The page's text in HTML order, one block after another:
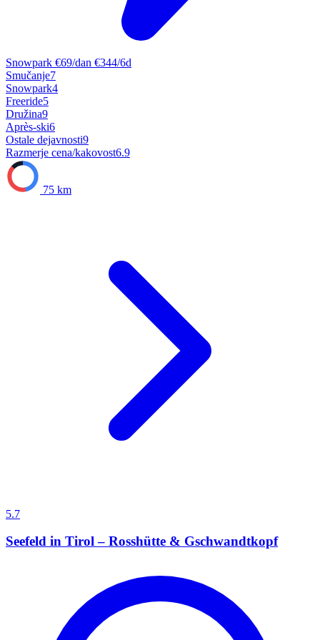
Snowpark €69/dan €344/6d
Smučanje7
Snowpark4
Freeride5
Družina9
Après-ski6
Ostale dejavnosti9
Razmerje cena/kakovost6.9
75 km
5.7
Seefeld in Tirol – Rosshütte & Gschwandtkopf